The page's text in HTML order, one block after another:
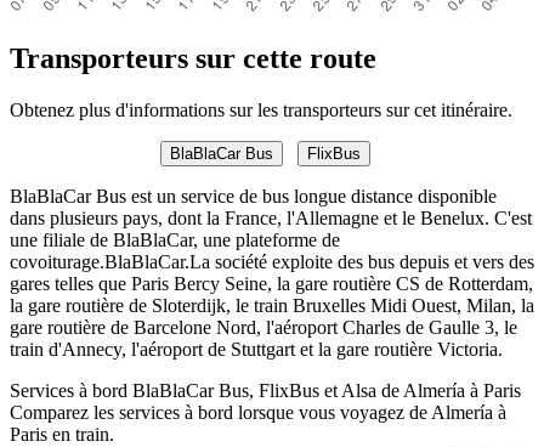
Transporteurs sur cette route
Obtenez plus d'informations sur les transporteurs sur cet itinéraire.
BlaBlaCar Bus FlixBus
BlaBlaCar Bus est un service de bus longue distance disponible
dans plusieurs pays, dont la France, l'Allemagne et le Benelux. C'est
une filiale de BlaBlaCar, une plateforme de
covoiturage.BlaBlaCar.La société exploite des bus depuis et vers des
gares telles que Paris Bercy Seine, la gare routière CS de Rotterdam,
la gare routière de Sloterdijk, le train Bruxelles Midi Ouest, Milan, la
gare routière de Barcelone Nord, l'aéroport Charles de Gaulle 3, le
train d'Annecy, l'aéroport de Stuttgart et la gare routière Victoria.
Services à bord BlaBlaCar Bus, FlixBus et Alsa de Almería à Paris
Comparez les services à bord lorsque vous voyagez de Almería à
Paris en train.